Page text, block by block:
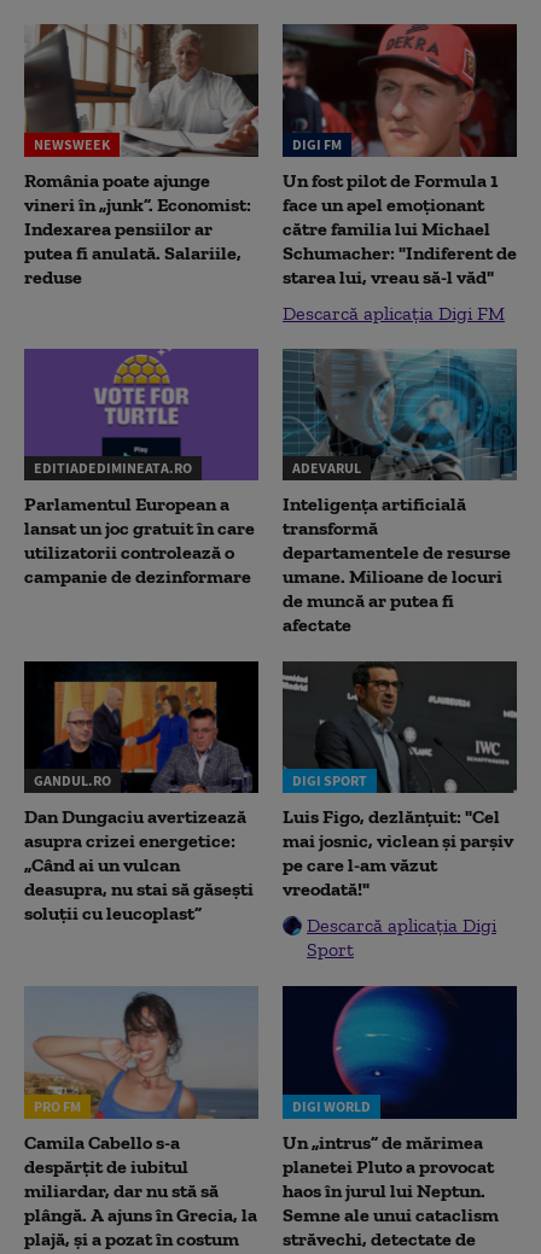
NEWSWEEK
România poate ajunge
vineri în „junk”. Economist:
Indexarea pensiilor ar
putea fi anulată. Salariile,
reduse
DIGI FM
Un fost pilot de Formula 1
face un apel emoționant
către familia lui Michael
Schumacher: "Indiferent de
starea lui, vreau să-l văd"
Descarcă aplicația Digi FM
EDITIADEDIMINEATA.RO
Parlamentul European a
lansat un joc gratuit în care
utilizatorii controlează o
campanie de dezinformare
ADEVARUL
Inteligența artificială
transformă
departamentele de resurse
umane. Milioane de locuri
de muncă ar putea fi
afectate
GANDUL.RO
Dan Dungaciu avertizează
asupra crizei energetice:
„Când ai un vulcan
deasupra, nu stai să găsești
soluții cu leucoplast”
DIGI SPORT
Luis Figo, dezlănțuit: "Cel
mai josnic, viclean și parșiv
pe care l-am văzut
vreodată!"
Descarcă aplicația Digi
Sport
PRO FM
Camila Cabello s-a
despărțit de iubitul
miliardar, dar nu stă să
plângă. A ajuns în Grecia, la
plajă, și a pozat în costum
DIGI WORLD
Un „intrus” de mărimea
planetei Pluto a provocat
haos în jurul lui Neptun.
Semne ale unui cataclism
străvechi, detectate de